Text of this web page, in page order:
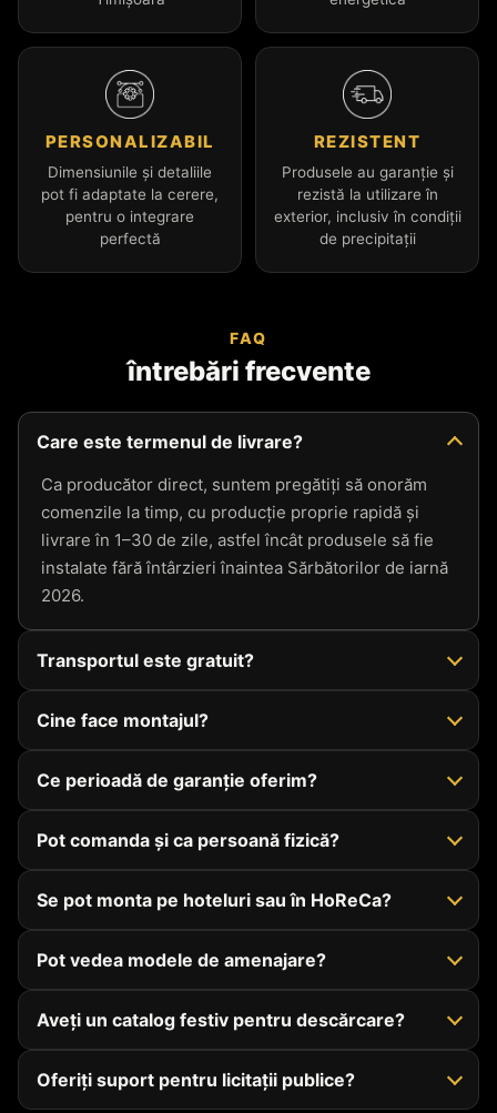
PERSONALIZABIL
Dimensiunile și detaliile
pot fi adaptate la cerere,
pentru o integrare
perfectă
REZISTENT
Produsele au garanție și
rezistă la utilizare în
exterior, inclusiv în condiții
de precipitații
FAQ
întrebări frecvente
Care este termenul de livrare?
Ca producător direct, suntem pregătiți să onorăm
comenzile la timp, cu producție proprie rapidă și
livrare în 1–30 de zile, astfel încât produsele să fie
instalate fără întârzieri înaintea Sărbătorilor de iarnă
2026.
Transportul este gratuit?
Cine face montajul?
Ce perioadă de garanție oferim?
Pot comanda și ca persoană fizică?
Se pot monta pe hoteluri sau în HoReCa?
Pot vedea modele de amenajare?
Aveți un catalog festiv pentru descărcare?
Oferiți suport pentru licitații publice?